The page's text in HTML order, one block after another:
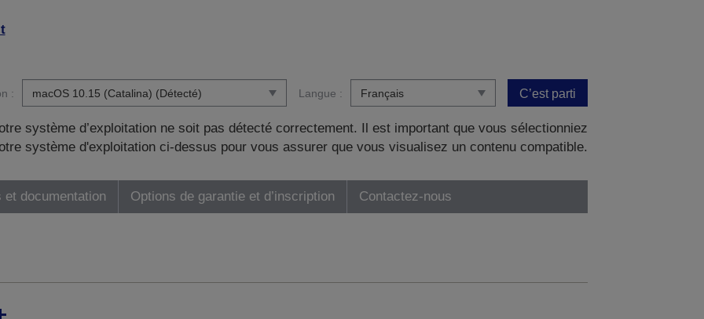
: Langue : C’est parti
système d’exploitation ne soit pas détecté correctement. Il est important que vous sélectionniez
système d'exploitation ci-dessus pour vous assurer que vous visualisez un contenu compatible.
et documentation Options de garantie et d’inscription Contactez-nous